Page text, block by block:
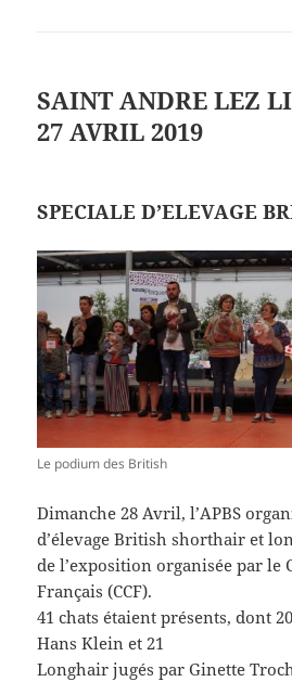
SAINT ANDRE LEZ
27 AVRIL 2019
SPECIALE D’ELEVAGE
Le podium des British
Dimanche 28 Avril, l’APBS
d’élevage British shorthair et
de l’exposition organisée par le
Français (CCF).
41 chats étaient présents, dont
Hans Klein et 21
Longhair jugés par Ginette